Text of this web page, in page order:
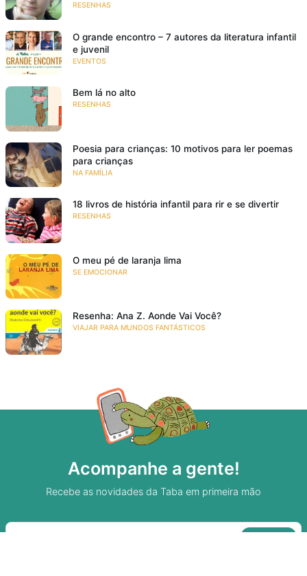
RESENHAS
O grande encontro – 7 autores da literatura infantil
e juvenil
EVENTOS
Bem lá no alto
RESENHAS
Poesia para crianças: 10 motivos para ler poemas
para crianças
NA FAMÍLIA
18 livros de história infantil para rir e se divertir
RESENHAS
O meu pé de laranja lima
SE EMOCIONAR
Resenha: Ana Z. Aonde Vai Você?
VIAJAR PARA MUNDOS FANTÁSTICOS
Acompanhe a gente!
Recebe as novidades da Taba em primeira mão